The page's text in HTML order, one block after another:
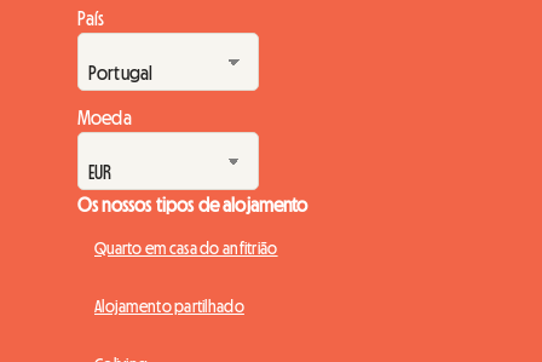
País
Moeda
Os nossos tipos de alojamento
Quarto em casa do anfitrião
Alojamento partilhado